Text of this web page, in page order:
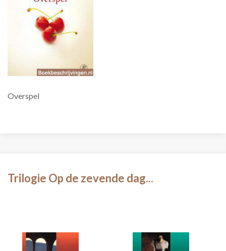
Overspel
Trilogie Op de zevende dag...